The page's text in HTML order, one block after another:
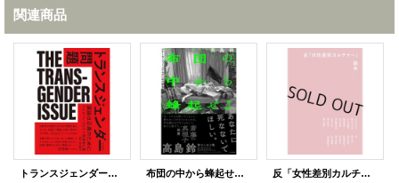
関連商品
トランスジェンダー問題 議論は正義のために / ショーン・フェイ (著), 高井ゆと里 (翻訳), 清水晶子 (解説) 布団の中から蜂起せよ アナーカ・フェミニズムのための断章 / 高島鈴 反「女性差別カルチャー」読本